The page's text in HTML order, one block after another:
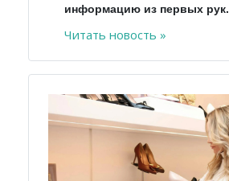
информацию из первых рук.
Читать новость »